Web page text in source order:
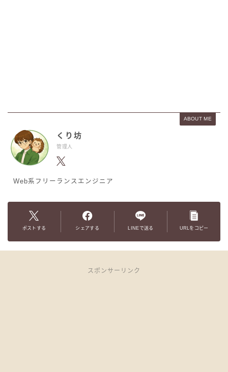
ABOUT ME
くり坊
管理人
Web系フリーランスエンジニア
ポストする シェアする LINEで送る URLをコピー
スポンサーリンク